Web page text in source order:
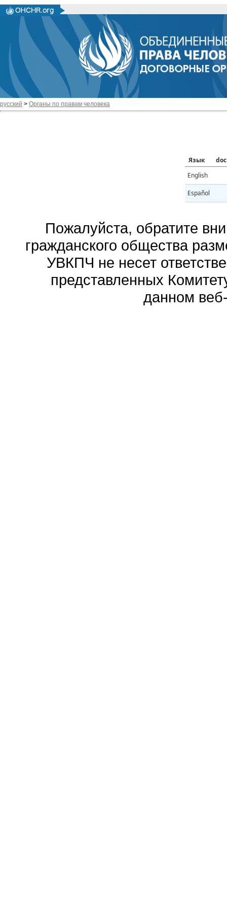
русский > Органы по правам человека
Язык
doc
English
Español
Пожалуйста, обратите
гражданского общества
УВКПЧ не несет
представленных
данном